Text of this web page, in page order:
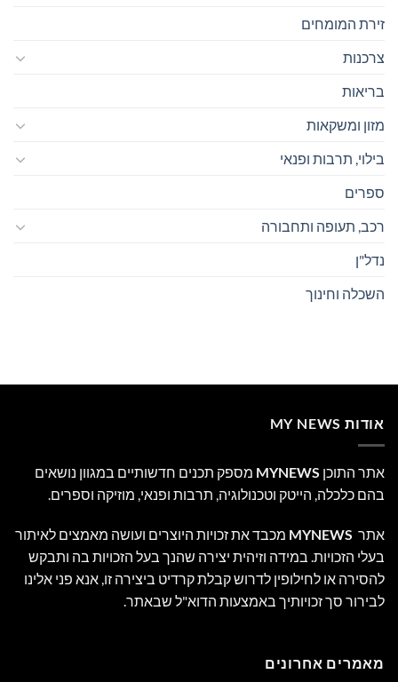
זירת המומחים
צרכנות
בריאות
מזון ומשקאות
בילוי, תרבות ופנאי
ספרים
רכב, תעופה ותחבורה
נדל"ן
השכלה וחינוך
אודות MY NEWS
אתר התוכן MYNEWS מספק תכנים חדשותיים במגוון נושאים
בהם כלכלה, הייטק וטכנולוגיה, תרבות ופנאי, מוזיקה וספרים.
אתר MYNEWS מכבד את זכויות היוצרים ועושה מאמצים לאיתור
בעלי הזכויות. במידה וזיהית יצירה שהנך בעל הזכויות בה ותבקש
להסירה או לחילופין לדרוש קבלת קרדיט ביצירה זו, אנא פני אלינו
לבירור סך זכויותיך באמצעות הדוא"ל שבאתר.
מאמרים אחרונים